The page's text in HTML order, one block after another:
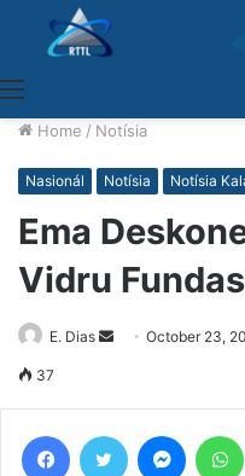
Home / Notísia
Nasionál Notísia Notísia
Ema
Vidru
E. Dias
SendOctober 23,
37